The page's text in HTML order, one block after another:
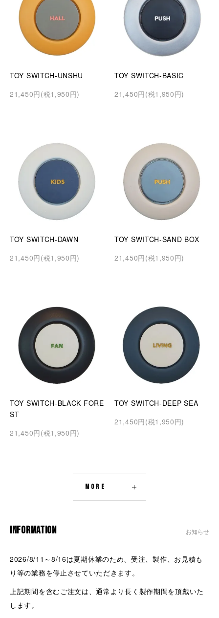
TOY SWITCH-UNSHU
21,450円(税1,950円)
TOY SWITCH-BASIC
21,450円(税1,950円)
TOY SWITCH-DAWN
21,450円(税1,950円)
TOY SWITCH-SAND BOX
21,450円(税1,950円)
TOY SWITCH-BLACK FORE
ST
21,450円(税1,950円)
TOY SWITCH-DEEP SEA
21,450円(税1,950円)
MORE
INFORMATION お知らせ
2026/8/11～8/16は夏期休業のため、受注、製作、お見積も
り等の業務を停止させていただきます。
上記期間を含むご注文は、通常より長く製作期間を頂戴いた
します。